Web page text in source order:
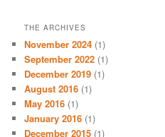
THE ARCHIVES
November 2024 (1)
September 2022 (1)
December 2019 (1)
August 2016 (1)
May 2016 (1)
January 2016 (1)
December 2015 (1)